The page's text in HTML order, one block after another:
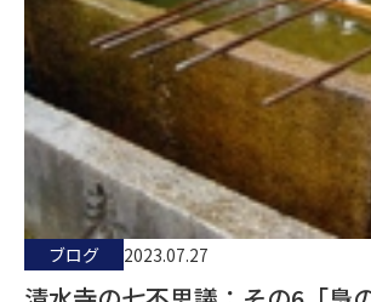
ブログ 2023.07.27